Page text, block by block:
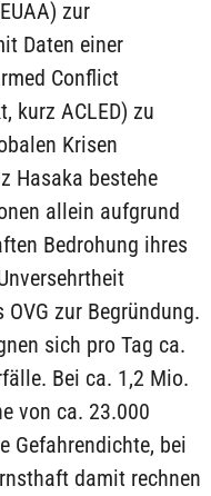
zur
Daten einer
Conflict
kurz ACLED) zu
Krisen
Hasaka bestehe
allein aufgrund
Bedrohung ihres
zur Begründung.
sich pro Tag ca.
Bei ca. 1,2 Mio.
von ca. 23.000
Gefahrendichte, bei
damit rechnen